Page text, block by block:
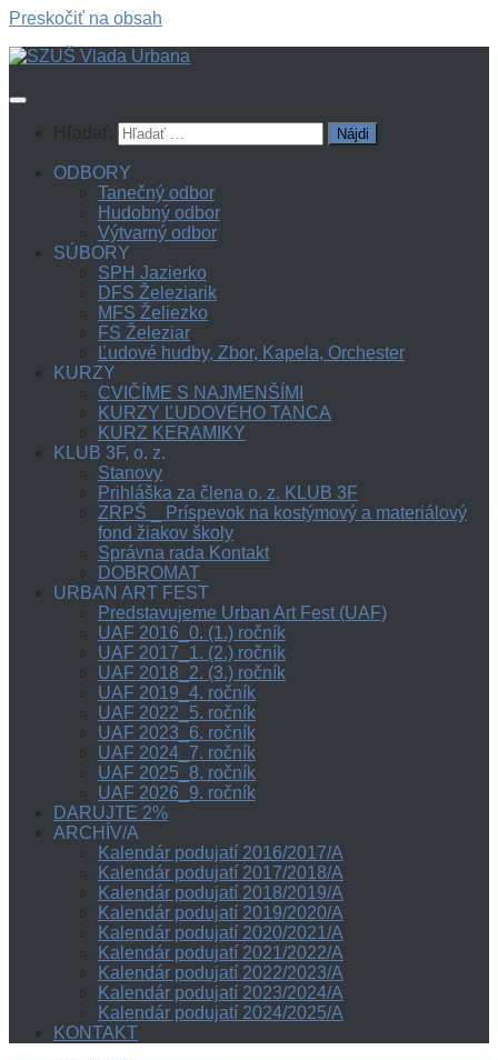
Preskočiť na obsah
ODBORY
Tanečný odbor
Hudobný odbor
Výtvarný odbor
SÚBORY
SPH Jazierko
DFS Železiarik
MFS Želiezko
FS Železiar
Ľudové hudby, Zbor, Kapela, Orchester
KURZY
CVIČÍME S NAJMENŠÍMI
KURZY ĽUDOVÉHO TANCA
KURZ KERAMIKY
KLUB 3F, o. z.
Stanovy
Prihláška za člena o. z. KLUB 3F
ZRPŠ _ Príspevok na kostýmový a materiálový
fond žiakov školy
Správna rada Kontakt
DOBROMAT
URBAN ART FEST
Predstavujeme Urban Art Fest (UAF)
UAF 2016_0. (1.) ročník
UAF 2017_1. (2.) ročník
UAF 2018_2. (3.) ročník
UAF 2019_4. ročník
UAF 2022_5. ročník
UAF 2023_6. ročník
UAF 2024_7. ročník
UAF 2025_8. ročník
UAF 2026_9. ročník
DARUJTE 2%
ARCHÍV/A
Kalendár podujatí 2016/2017/A
Kalendár podujatí 2017/2018/A
Kalendár podujatí 2018/2019/A
Kalendár podujatí 2019/2020/A
Kalendár podujatí 2020/2021/A
Kalendár podujatí 2021/2022/A
Kalendár podujatí 2022/2023/A
Kalendár podujatí 2023/2024/A
Kalendár podujatí 2024/2025/A
KONTAKT